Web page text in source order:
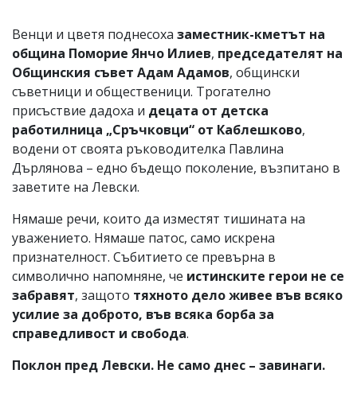
Венци и цветя поднесоха заместник-кметът на
община Поморие Янчо Илиев, председателят на
Общинския съвет Адам Адамов, общински
съветници и общественици. Трогателно
присъствие дадоха и децата от детска
работилница „Сръчковци“ от Каблешково,
водени от своята ръководителка Павлина
Дърлянова – едно бъдещо поколение, възпитано в
заветите на Левски.
Нямаше речи, които да изместят тишината на
уважението. Нямаше патос, само искрена
признателност. Събитието се превърна в
символично напомняне, че истинските герои не се
забравят, защото тяхното дело живее във всяко
усилие за доброто, във всяка борба за
справедливост и свобода.
Поклон пред Левски. Не само днес – завинаги.